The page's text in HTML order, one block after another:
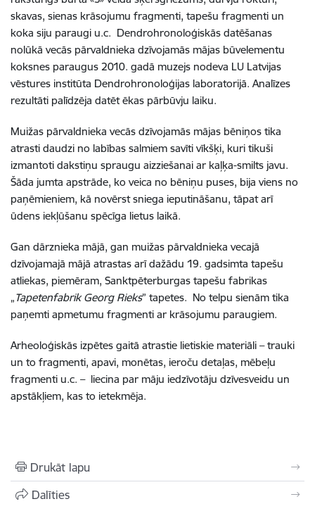
skavas, sienas krāsojumu fragmenti, tapešu fragmenti un
koka siju paraugi u.c. Dendrohronoloģiskās datēšanas
nolūkā vecās pārvaldnieka dzīvojamās mājas būvelementu
koksnes paraugus 2010. gadā muzejs nodeva LU Latvijas
vēstures institūta Dendrohronoloģijas laboratorijā. Analīzes
rezultāti palīdzēja datēt ēkas pārbūvju laiku.
Muižas pārvaldnieka vecās dzīvojamās mājas bēniņos tika
atrasti daudzi no labības salmiem savīti vīkšķi, kuri tikuši
izmantoti dakstiņu spraugu aizziešanai ar kaļķa-smilts javu.
Šāda jumta apstrāde, ko veica no bēniņu puses, bija viens no
paņēmieniem, kā novērst sniega ieputināšanu, tāpat arī
ūdens iekļūšanu spēcīga lietus laikā.
Gan dārznieka mājā, gan muižas pārvaldnieka vecajā
dzīvojamajā mājā atrastas arī dažādu 19. gadsimta tapešu
atliekas, piemēram, Sanktpēterburgas tapešu fabrikas
„Tapetenfabrik Georg Rieks” tapetes. No telpu sienām tika
paņemti apmetumu fragmenti ar krāsojumu paraugiem.
Arheoloģiskās izpētes gaitā atrastie lietiskie materiāli – trauki
un to fragmenti, apavi, monētas, ieroču detaļas, mēbeļu
fragmenti u.c. – liecina par māju iedzīvotāju dzīvesveidu un
apstākļiem, kas to ietekmēja.
Drukāt lapu
Dalīties